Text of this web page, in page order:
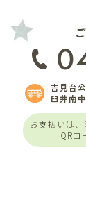
吉見台
臼井南
お支払いは
QRコ